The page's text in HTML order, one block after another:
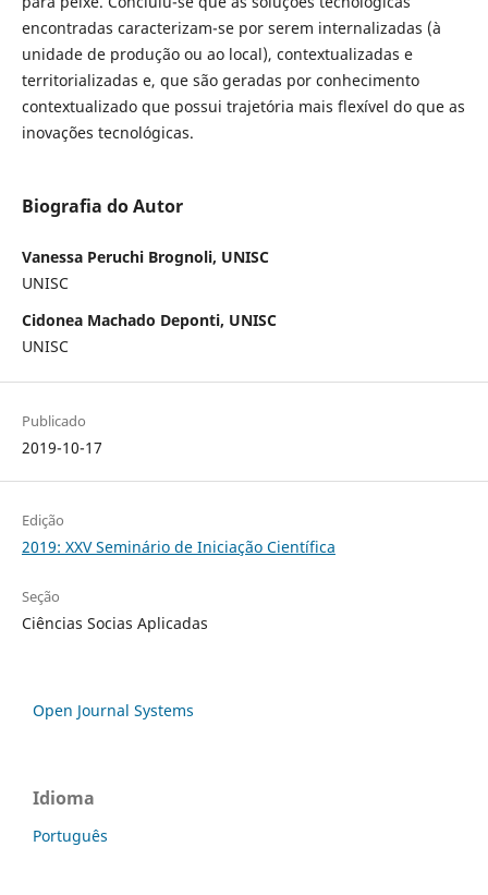
encontradas caracterizam-se por serem internalizadas (à
unidade de produção ou ao local), contextualizadas e
territorializadas e, que são geradas por conhecimento
contextualizado que possui trajetória mais flexível do que as
inovações tecnológicas.
Biografia do Autor
Vanessa Peruchi Brognoli, UNISC
UNISC
Cidonea Machado Deponti, UNISC
UNISC
Publicado
2019-10-17
Edição
2019: XXV Seminário de Iniciação Científica
Seção
Ciências Socias Aplicadas
Open Journal Systems
Idioma
Português